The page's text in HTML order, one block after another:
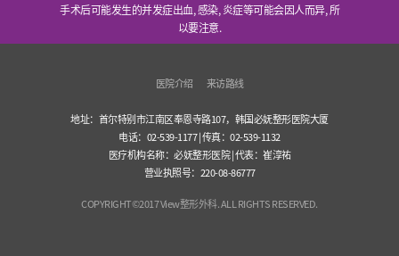
手术后可能发生的并发症出血, 感染, 炎症等可能会因人而异, 所
以要注意.
医院介绍 来访路线
地址：首尔特别市江南区奉恩寺路107，韩国必妩整形医院大厦
电话：02-539-1177 | 传真：02-539-1132
医疗机构名称：必妩整形医院 | 代表：崔淳祐
营业执照号：220-08-86777
COPYRIGHT©2017 View整形外科. ALL RIGHTS RESERVED.